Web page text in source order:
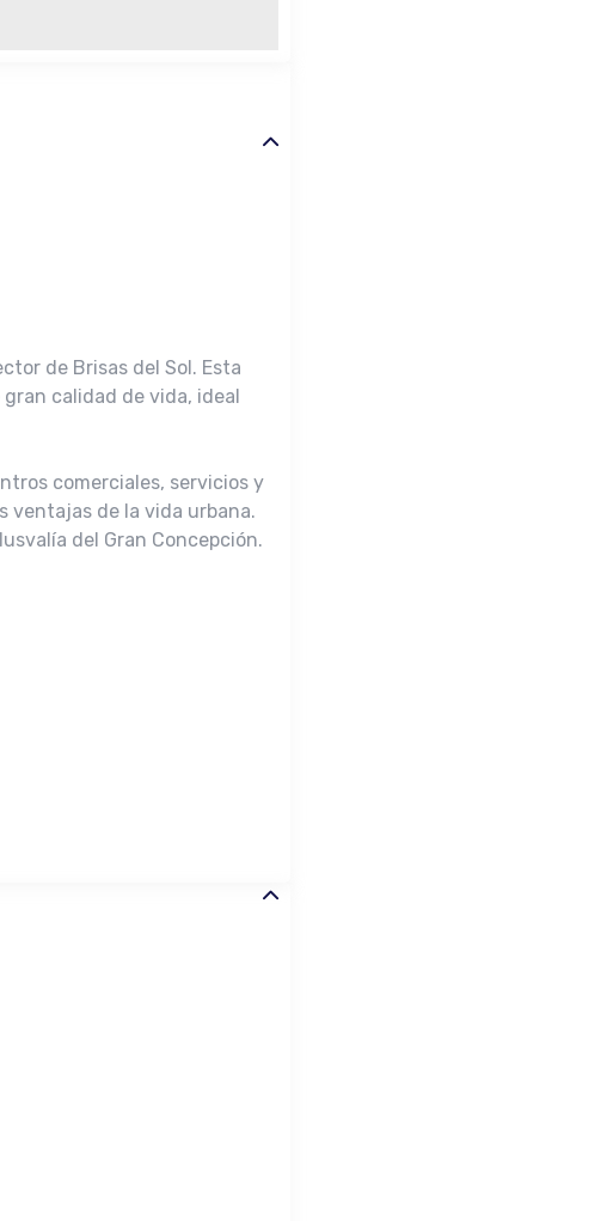
de Brisas del Sol. Esta
calidad de vida, ideal
comerciales, servicios y
ventajas de la vida urbana.
del Gran Concepción.